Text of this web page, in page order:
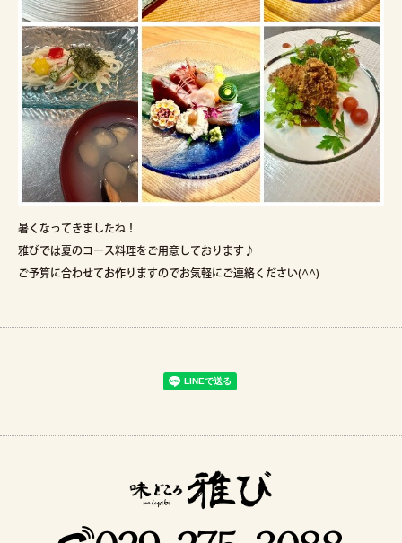
暑くなってきましたね！
雅びでは夏のコース料理をご用意しております♪
ご予算に合わせてお作りますのでお気軽にご連絡ください(^^)